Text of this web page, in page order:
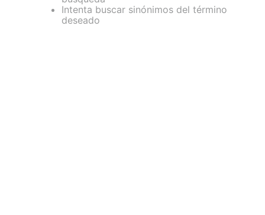
Intenta buscar sinónimos del término
deseado